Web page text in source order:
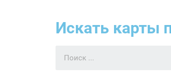
Искать карты